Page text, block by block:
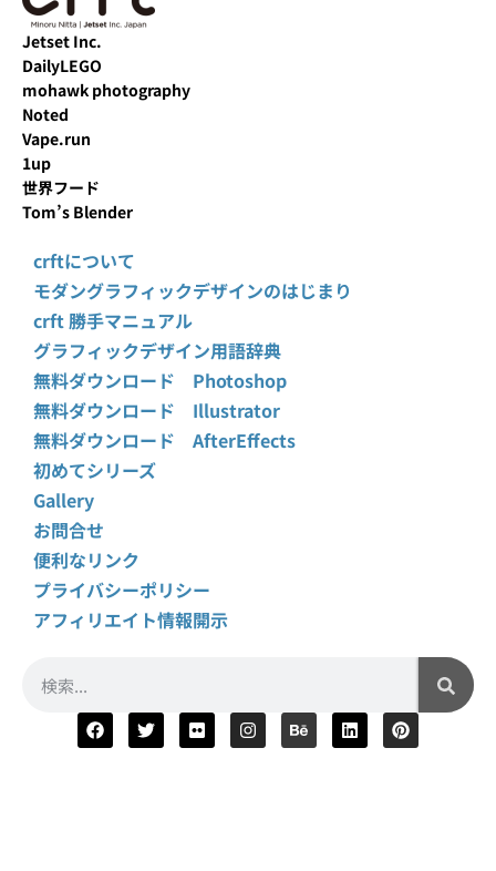
Jetset Inc.
DailyLEGO
mohawk photography
Noted
Vape.run
1up
世界フード
Tom’s Blender
crftについて
モダングラフィックデザインのはじまり
crft 勝手マニュアル
グラフィックデザイン用語辞典
無料ダウンロード Photoshop
無料ダウンロード Illustrator
無料ダウンロード AfterEffects
初めてシリーズ
Gallery
お問合せ
便利なリンク
プライバシーポリシー
アフィリエイト情報開示